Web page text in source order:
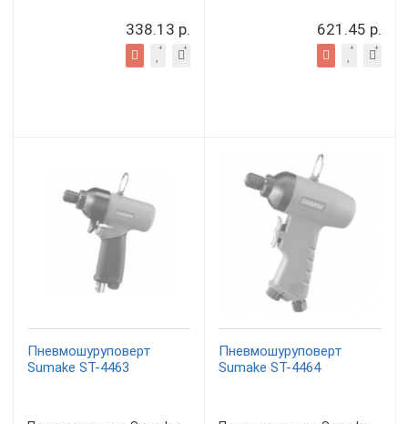
338.13 р. 621.45 р.
Пневмошуруповерт
Sumake ST-4463
Пневмошуруповерт
Sumake ST-4464